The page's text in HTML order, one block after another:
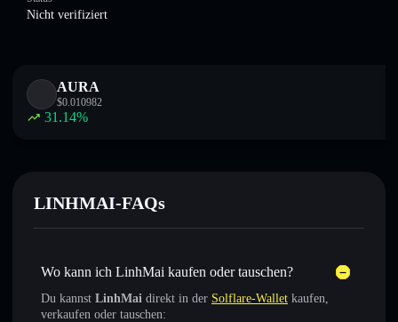
Nicht verifiziert
AURA
$0.010982
31.14%
LINHMAI-FAQs
Wo kann ich LinhMai kaufen oder tauschen?
Du kannst LinhMai direkt in der Solflare-Wallet kaufen,
verkaufen oder tauschen: